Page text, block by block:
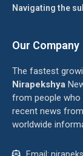
Navigating the
Our Company
The fastest
Nirapekshya
from people
recent news
worldwide